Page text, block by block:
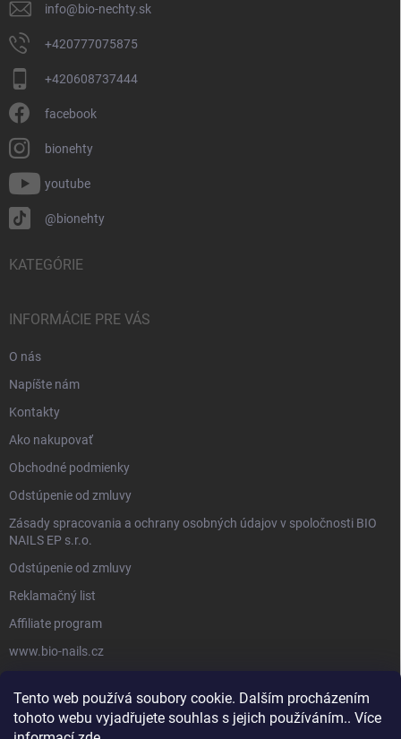
Tento web používá soubory cookie. Dalším procházením
tohoto webu vyjadřujete souhlas s jejich používáním.. Více
info@bio-nechty.sk
+420777075875
+420608737444
facebook
bionehty
youtube
@bionehty
KATEGÓRIE
INFORMÁCIE PRE VÁS
O nás
Napíšte nám
Kontakty
Ako nakupovať
Obchodné podmienky
Odstúpenie od zmluvy
Zásady spracovania a ochrany osobných údajov v spoločnosti BIO
NAILS EP s.r.o.
Odstúpenie od zmluvy
Reklamačný list
Affiliate program
www.bio-nails.cz
FACEBOOK